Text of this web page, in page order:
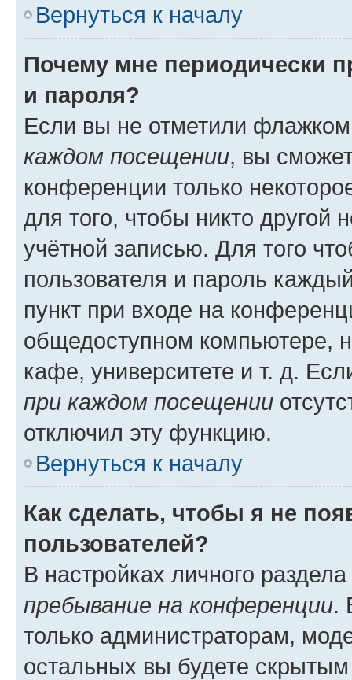
Вернуться к началу
Почему мне периодически
и пароля?
Если вы не отметили
каждом посещении, вы
конференции только
для того, чтобы никто другой
учётной записью. Для того
пользователя и пароль
пункт при входе на
общедоступном компьютере,
кафе, университете и т. д.
при каждом посещении
отключил эту функцию.
Вернуться к началу
Как сделать, чтобы я не
пользователей?
В настройках личного
пребывание на конференции.
только администраторам,
остальных вы будете